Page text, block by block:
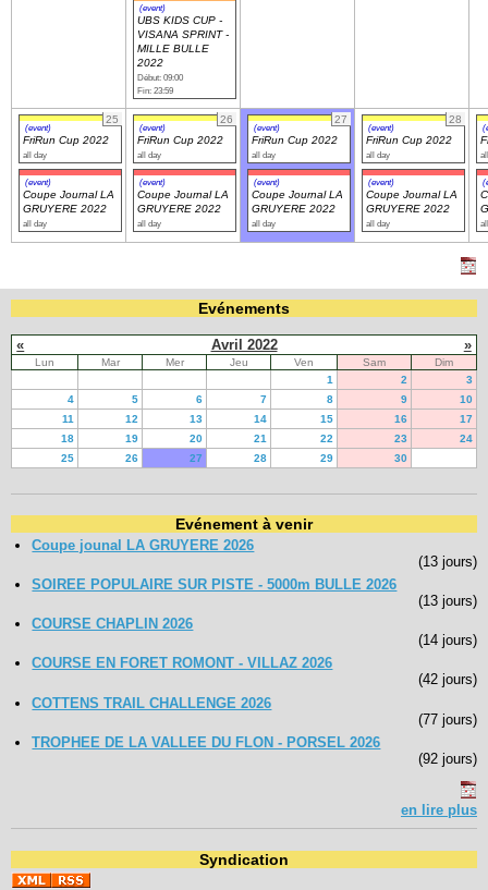
(event)
UBS KIDS CUP -
VISANA SPRINT -
MILLE BULLE
2022
Début: 09:00
Fin: 23:59
25
(event)
FriRun Cup 2022
all day
(event)
Coupe Journal LA
GRUYERE 2022
all day
26
(event)
FriRun Cup 2022
all day
(event)
Coupe Journal LA
GRUYERE 2022
all day
27
(event)
FriRun Cup 2022
all day
(event)
Coupe Journal LA
GRUYERE 2022
all day
28
(event)
FriRun Cup 2022
all day
(event)
Coupe Journal LA
GRUYERE 2022
all day
Evénements
« Avril 2022 »
Lun Mar Mer Jeu Ven Sam
Dim
1
2
3
4
5 6 7 8 9
10
11
12 13 14 15 16
17
18
19 20 21 22 23
24
25
26 27 28 29 30
Evénement à venir
Coupe jounal LA GRUYERE 2026
(13 jours)
SOIREE POPULAIRE SUR PISTE - 5000m BULLE 2026
(13 jours)
COURSE CHAPLIN 2026
(14 jours)
COURSE EN FORET ROMONT - VILLAZ 2026
(42 jours)
COTTENS TRAIL CHALLENGE 2026
(77 jours)
TROPHEE DE LA VALLEE DU FLON - PORSEL 2026
(92 jours)
en lire plus
Syndication